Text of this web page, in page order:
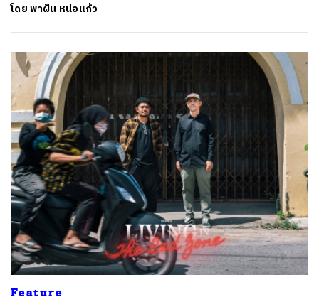
โดยพาฝัน หน่อแก้ว
Feature